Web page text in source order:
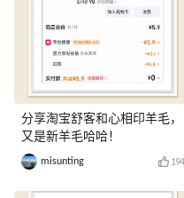
分享淘宝舒客和心相印羊毛，
又是新羊毛哈哈！
misunting 194